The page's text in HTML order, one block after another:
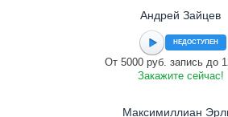
Андрей Зайцев
НЕДОСТУПЕН
От 5000 руб. запись до
Закажите сейчас!
Максимиллиан